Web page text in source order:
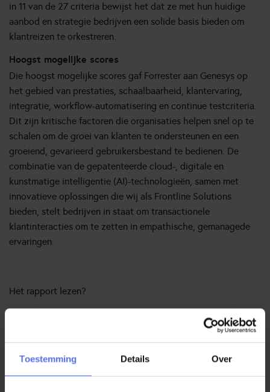
Toestemming Details Over
in 11 van de 27 criteria bewijst het dat ze met hun huidige
aanbod en strategie bedrijven een solide basis bieden om
klantreizen te orkestreren.
Hoogst mogelijke scores
Die hoogst mogelijke scores gaf Forrester aan Genesys op
het gebied van prestaties, schaalbaarheid, klantervaring,
integratie, workflow-automatisering en continue testcriteria.
Dit zijn kritische factoren die organisaties helpen snel op te
schalen om de groei van klanten te ondersteunen en een
groeiend, gevarieerd gebruikersbestand te bedienen. De
combinatie van de gepatenteerde cloud-, digitale en
kunstmatige intelligentie (AI)-technologieën, samen met
innovatieve oplossingen die wij als Frontline Solutions
bieden, stelt bedrijven in staat om transactionele
klantinteracties om te zetten in empathische, gemanagede
ervaringen.
Het rapport lezen?